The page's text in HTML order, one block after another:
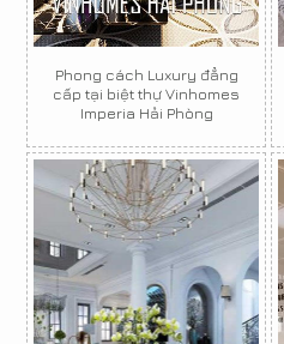
Phong cách Luxury đẳng
cấp tại biệt thự Vinhomes
Imperia Hải Phòng